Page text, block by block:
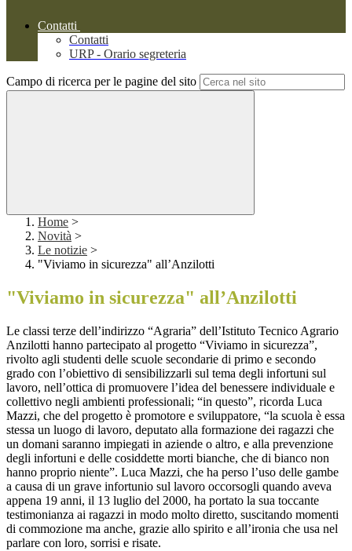
Contatti
Contatti
URP - Orario segreteria
Campo di ricerca per le pagine del sito
Home >
Novità >
Le notizie >
"Viviamo in sicurezza" all’Anzilotti
"Viviamo in sicurezza" all’Anzilotti
Le classi terze dell’indirizzo “Agraria” dell’Istituto Tecnico Agrario
Anzilotti hanno partecipato al progetto “Viviamo in sicurezza”,
rivolto agli studenti delle scuole secondarie di primo e secondo
grado con l’obiettivo di sensibilizzarli sul tema degli infortuni sul
lavoro, nell’ottica di promuovere l’idea del benessere individuale e
collettivo negli ambienti professionali; “in questo”, ricorda Luca
Mazzi, che del progetto è promotore e sviluppatore, “la scuola è essa
stessa un luogo di lavoro, deputato alla formazione dei ragazzi che
un domani saranno impiegati in aziende o altro, e alla prevenzione
degli infortuni e delle cosiddette morti bianche, che di bianco non
hanno proprio niente”. Luca Mazzi, che ha perso l’uso delle gambe
a causa di un grave infortunio sul lavoro occorsogli quando aveva
appena 19 anni, il 13 luglio del 2000, ha portato la sua toccante
testimonianza ai ragazzi in modo molto diretto, suscitando momenti
di commozione ma anche, grazie allo spirito e all’ironia che usa nel
parlare con loro, sorrisi e risate.